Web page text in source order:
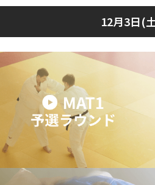
12月3日(